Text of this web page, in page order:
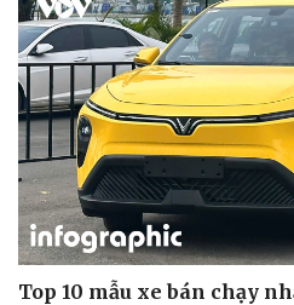
Sản phụ khoa
Nhi khoa
Nam khoa
Làm đẹp - giảm cân
Phòng mạch online
Ăn sạch sống khỏe
Top 10 mẫu xe bán chạy